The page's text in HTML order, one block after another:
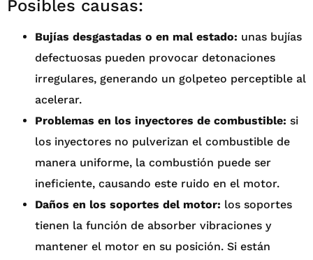
Posibles causas:
Bujías desgastadas o en mal estado: unas bujías
defectuosas pueden provocar detonaciones
irregulares, generando un golpeteo perceptible al
acelerar.
Problemas en los inyectores de combustible: si
los inyectores no pulverizan el combustible de
manera uniforme, la combustión puede ser
ineficiente, causando este ruido en el motor.
Daños en los soportes del motor: los soportes
tienen la función de absorber vibraciones y
mantener el motor en su posición. Si están